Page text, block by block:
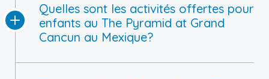
Quelles sont les activités offertes pour
enfants au The Pyramid at Grand
Cancun au Mexique?